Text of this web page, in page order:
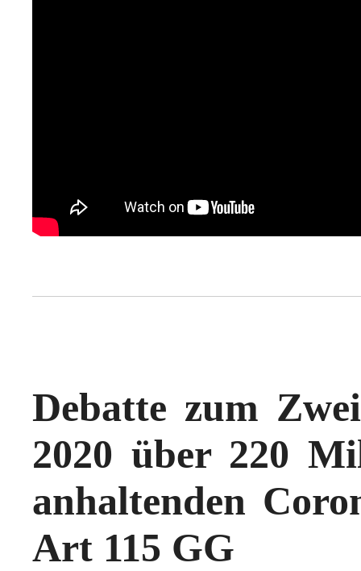
Debatte zum
2020 über 220
anhaltenden
Art 115 GG